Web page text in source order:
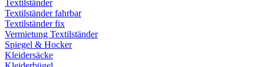
Textilständer
Textilständer fahrbar
Textilständer fix
Vermietung Textilständer
Spiegel & Hocker
Kleidersäcke